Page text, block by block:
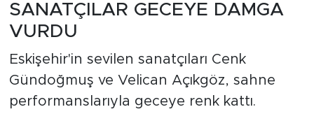
SANATÇILAR GECEYE DAMGA
VURDU
Eskişehir'in sevilen sanatçıları Cenk
Gündoğmuş ve Velican Açıkgöz, sahne
performanslarıyla geceye renk kattı.